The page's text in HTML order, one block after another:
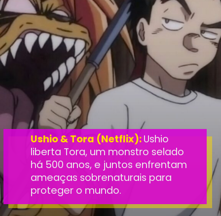
Ushio & Tora (Netflix):Ushio
liberta Tora, um monstro selado
há 500 anos, e juntos enfrentam
ameaças sobrenaturais para
proteger o mundo.